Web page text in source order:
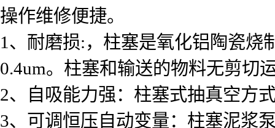
操作维修便捷。
1、耐磨损:，柱塞是氧化铝陶瓷烧
0.4um。柱塞和输送的物料无剪切
2、自吸能力强：柱塞式抽真空方
3、可调恒压自动变量：柱塞泥浆